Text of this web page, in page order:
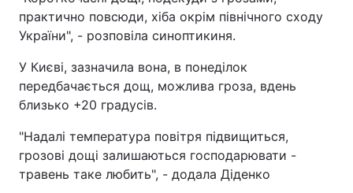
практично повсюди, хіба окрім північного сходу
України", - розповіла синоптикиня.
У Києві, зазначила вона, в понеділок
передбачається дощ, можлива гроза, вдень
близько +20 градусів.
"Надалі температура повітря підвищиться,
грозові дощі залишаються господарювати -
травень таке любить", - додала Діденко